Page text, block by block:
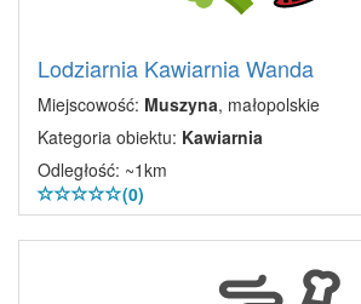
Lodziarnia Kawiarnia Wanda
Miejscowość: Muszyna, małopolskie
Kategoria obiektu: Kawiarnia
Odległość: ~1km
(0)